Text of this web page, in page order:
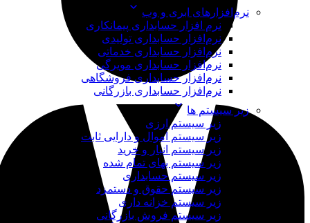
نرم‌افزارهای ابری و وب
نرم افزار حسابداری پیمانکاری
نرم‌افزار حسابداری تولیدی
نرم‌افزار حسابداری خدماتی
نرم‌افزار حسابداری مویرگی
نرم‌افزار حسابداری فروشگاهی
نرم‌افزار حسابداری بازرگانی
زیر سیستم ها
زیر سیستم ارزی
زیر سیستم اموال و دارایی ثابت
زیر سیستم انبار و خرید
زیر سیستم بهای تمام شده
زیر سیستم حسابداری
زیر سیستم حقوق و دستمزد
زیر سیستم خزانه داری
زیر سیستم فروش بازرگانی